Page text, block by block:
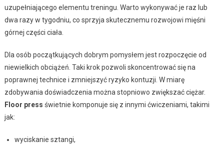
uzupełniającego elementu treningu. Warto wykonywać je raz lub
dwa razy w tygodniu, co sprzyja skutecznemu rozwojowi mięśni
górnej części ciała.
Dla osób początkujących dobrym pomysłem jest rozpoczęcie od
niewielkich obciążeń. Taki krok pozwoli skoncentrować się na
poprawnej technice i zmniejszyć ryzyko kontuzji. W miarę
zdobywania doświadczenia można stopniowo zwiększać ciężar.
Floor press świetnie komponuje się z innymi ćwiczeniami, takimi
jak:
wyciskanie sztangi,